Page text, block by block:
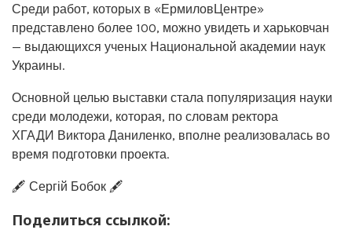
Среди работ, которых в «ЕрмиловЦентре»
представлено более 100, можно увидеть и харьковчан
— выдающихся ученых Национальной академии наук
Украины.
Основной целью выставки стала популяризация науки
среди молодежи, которая, по словам ректора
ХГАДИ Виктора Даниленко, вполне реализовалась во
время подготовки проекта.
🖋️ Сергій Бобок 🖋️
Поделиться ссылкой: